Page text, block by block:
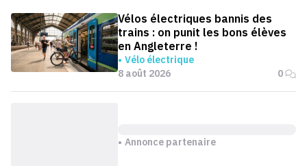
Vélos électriques bannis des
trains : on punit les bons élèves
en Angleterre !
Vélo électrique
8 août 2026
0
Annonce partenaire